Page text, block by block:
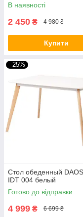
В наявності
2 450 ₴ 4 980 ₴
Купити
–25%
Стол обеденный
IDT 004 белый
Готово до відправки
4 999 ₴ 6 699 ₴